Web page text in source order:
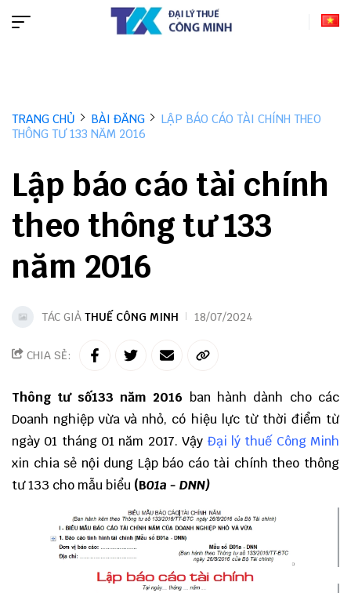
TRANG CHỦ BÀI ĐĂNG
LẬP BÁO CÁO TÀI CHÍNH THEO
THÔNG TƯ 133 NĂM 2016
Lập báo cáo tài chính
theo thông tư 133
năm 2016
TÁC GIẢ THUẾ CÔNG MINH 18/07/2024
CHIA SẺ:
Thông tư số133 năm 2016 ban hành dành cho các
Doanh nghiệp vừa và nhỏ, có hiệu lực từ thời điểm từ
ngày 01 tháng 01 năm 2017. Vậy Đại lý thuế Công Minh
xin chia sẻ nội dung Lập báo cáo tài chính theo thông
tư 133 cho mẫu biểu (B01a - DNN)